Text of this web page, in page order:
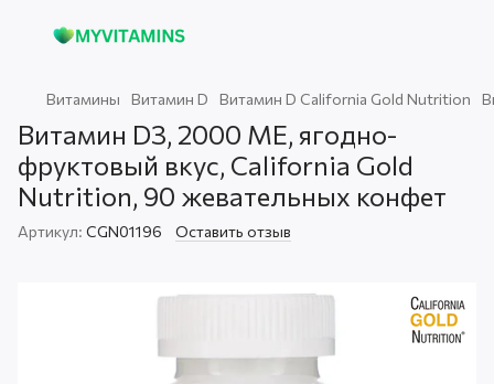
Витамины Витамин D Витамин D California Gold Nutrition
Витамин D3, 2000 МЕ, ягодно-
фруктовый вкус, California Gold
Nutrition, 90 жевательных конфет
Артикул: CGN01196 Оставить отзыв